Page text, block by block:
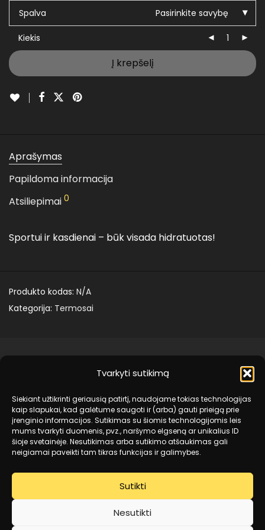
Tvarkyti sutikimą
Siekiant užtikrinti geriausią patirtį, naudojame tokias technologijas
kaip slapukai, kad galėtume saugoti ir (arba) gauti prieigą prie
įrenginio informacijos. Sutikimas su šiomis technologijomis leis
mums tvarkyti duomenis, pvz., naršymo elgseną ar unikalius ID
šioje svetainėje. Nesutikimas arba sutikimo atšaukimas gali
neigiamai paveikti tam tikras funkcijas ir galimybes.
Sutikti
Nesutikti
Spalva Pasirinkite savybę
Kiekis
Į krepšelį
Aprašymas
Papildoma informacija
Atsiliepimai 0
Sportui ir kasdienai – būk visada hidratuotas!
Produkto kodas: N/A
Kategorija: Termosai
Kursų paskyra
Kontaktai
Prekybos internetu taisyklės
Privatumo politika